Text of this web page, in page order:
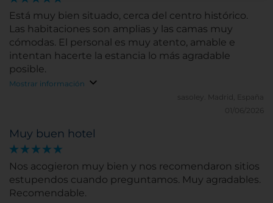
Está muy bien situado, cerca del centro histórico.
Las habitaciones son amplias y las camas muy
cómodas. El personal es muy atento, amable e
intentan hacerte la estancia lo más agradable
posible.
Mostrar información
sasoley.
Madrid, España
01/06/2026
Muy buen hotel
Nos acogieron muy bien y nos recomendaron sitios
estupendos cuando preguntamos. Muy agradables.
Recomendable.